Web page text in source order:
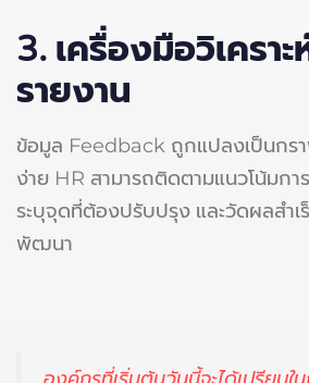
3. เครื่องมือวิเคราะ
รายงาน
ข้อมูล Feedback ถูกแปลงเป็นกรา
ง่าย HR สามารถติดตามแนวโน้มก
ระบุจุดที่ต้องปรับปรุง และวัดผลสำเ
พัฒนา
องค์กรที่เริ่มต้นวันนี้จะได้เปรียบใ